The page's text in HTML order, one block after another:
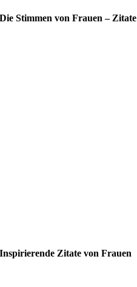
Die Stimmen von Frauen – Zitate
Inspirierende Zitate von Frauen